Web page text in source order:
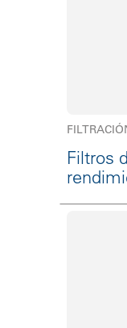
Filtros